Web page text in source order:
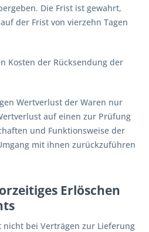
Die Frist ist gewahrt,
der Frist von vierzehn Tagen
Kosten der Rücksendung der
Wertverlust der Waren nur
auf einen zur Prüfung
und Funktionsweise der
mit ihnen zurückzuführen
Erlöschen
bei Verträgen zur Lieferung